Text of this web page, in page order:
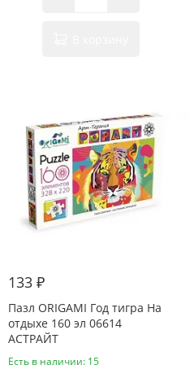
133 ₽
Пазл ORIGAMI Год тигра На
отдыхе 160 эл 06614
АСТРАЙТ
Есть в наличии: 15